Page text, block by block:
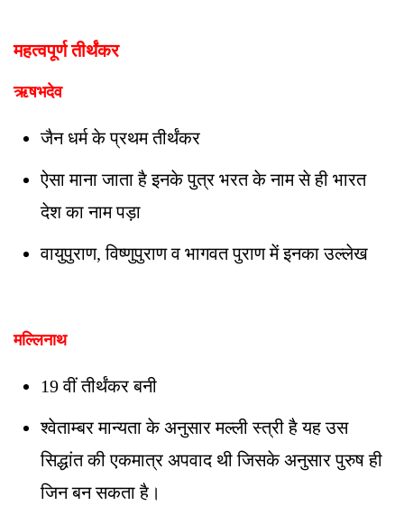
महत्वपूर्ण तीर्थंकर
ऋषभदेव
जैन धर्म के प्रथम तीर्थंकर
ऐसा माना जाता है इनके पुत्र भरत के नाम से ही भारत
देश का नाम पड़ा
वायुपुराण, विष्णुपुराण व भागवत पुराण में इनका उल्लेख
मल्लिनाथ
19 वीं तीर्थंकर बनी
श्वेताम्बर मान्यता के अनुसार मल्ली स्त्री है यह उस
सिद्धांत की एकमात्र अपवाद थी जिसके अनुसार पुरुष ही
जिन बन सकता है।